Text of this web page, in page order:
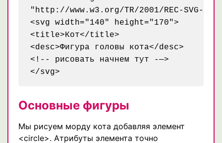
"http://www.w3.org/TR/2001/REC-SVG-
<svg width="140" height="170">
<title>Кот</title>
<desc>Фигура головы кота</desc>
<!-- рисовать начнем тут -—>
Основные фигуры
Мы рисуем морду кота добавляя элемент
<circle>. Атрибуты элемента точно